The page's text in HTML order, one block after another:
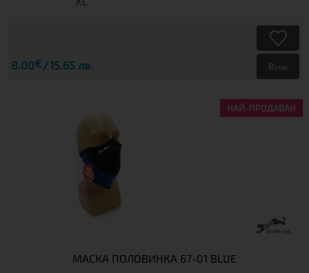
8.00€ 15.65 лв. Виж
НАЙ-ПРОДАВАН
МАСКА ПОЛОВИНКА 67-01 BLUE